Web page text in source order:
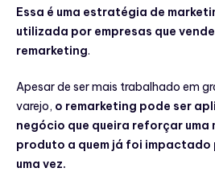
Essa é uma estratégia de
utilizada por empresas que
remarketing.
Apesar de ser mais trabalhado em
varejo, o remarketing pode ser
negócio que queira reforçar uma
produto a quem já foi impactado
uma vez.